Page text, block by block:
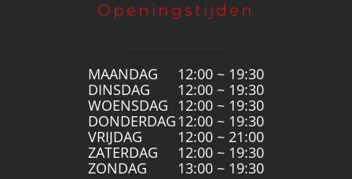
Openingstijden
MAANDAG
12:00 ~ 19:30
DINSDAG
12:00 ~ 19:30
WOENSDAG
12:00 ~ 19:30
DONDERDAG 12:00 ~ 19:30
VRIJDAG
12:00 ~ 21:00
ZATERDAG
12:00 ~ 19:30
ZONDAG
13:00 ~ 19:30